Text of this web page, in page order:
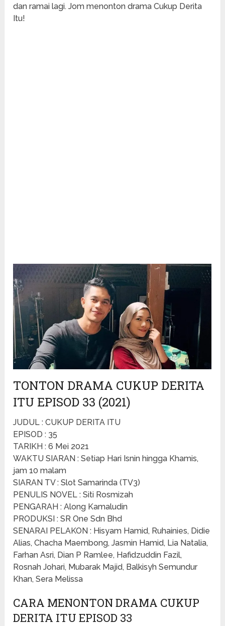
dan ramai lagi. Jom menonton drama Cukup Derita
Itu!
TONTON DRAMA CUKUP DERITA
ITU EPISOD 33 (2021)
JUDUL : CUKUP DERITA ITU
EPISOD : 35
TARIKH : 6 Mei 2021
WAKTU SIARAN : Setiap Hari Isnin hingga Khamis,
jam 10 malam
SIARAN TV : Slot Samarinda (TV3)
PENULIS NOVEL : Siti Rosmizah
PENGARAH : Along Kamaludin
PRODUKSI : SR One Sdn Bhd
SENARAI PELAKON : Hisyam Hamid, Ruhainies, Didie
Alias, Chacha Maembong, Jasmin Hamid, Lia Natalia,
Farhan Asri, Dian P Ramlee, Hafidzuddin Fazil,
Rosnah Johari, Mubarak Majid, Balkisyh Semundur
Khan, Sera Melissa
CARA MENONTON DRAMA CUKUP
DERITA ITU EPISOD 33